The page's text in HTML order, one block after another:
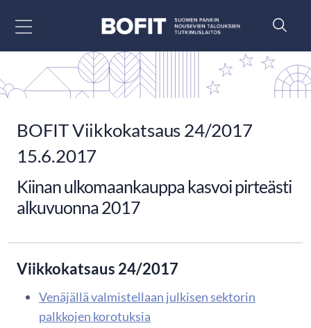
BOFIT Viikkokatsaus 24/2017
15.6.2017
Kiinan ulkomaankauppa kasvoi pirteästi
alkuvuonna 2017
Viikkokatsaus 24/2017
Venäjällä valmistellaan julkisen sektorin
palkkojen korotuksia